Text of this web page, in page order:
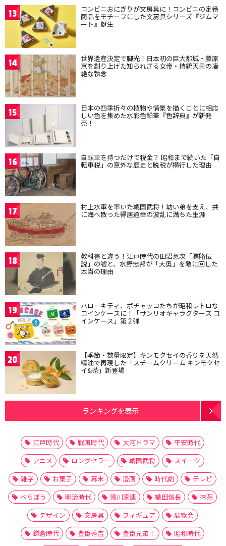
13 コンビニおにぎりが文房具に！コンビニの定番
商品をモチーフにした文房具シリーズ『ジムマ
ート』誕生
14 世界遺産決定で脚光！日本初の巨大都城・藤原
京を創り上げた知られざる女帝・持統天皇の凄
絶な執念
15 日本の四季折々の植物や情景を描くことに相応
しい色を集めた水彩色鉛筆『色辞典』が新発
売！
16 自転車を持つだけで税金？ 昭和まで続いた「自
転車税」の意外な歴史と脱税が横行した理由
17 村上水軍を率いた戦国武将！幼い弟を支え、共
に海へ散った得居通幸の波乱に満ちた生涯
18 教科書と違う！江戸時代の田沼意次「賄賂伝
説」の嘘と、水野忠邦が「大奥」を敵に回した
本当の理由
19 ハローキティ、ポチャッコたちが昭和レトロな
コインケースに！「サンリオキャラクターズ コ
インケース」第２弾
20 【季節・数量限定】キンモクセイの香りを天然
精油で再現した「スチームクリーム キンモクセ
イ&茶」新登場
ランキングを表示
江戸時代 戦国時代 大河ドラマ
平安時代
アニメ
ロングセラー 戦国武将
スイーツ
雑学
お菓子 幕末 漫画 時代劇
テレビ
べらぼう
明治時代 徳川家康 織田信長
抹茶
デザイン
文房具 フィギュア
展覧会
鎌倉時代
豊臣秀吉 豊臣兄弟！
昭和時代